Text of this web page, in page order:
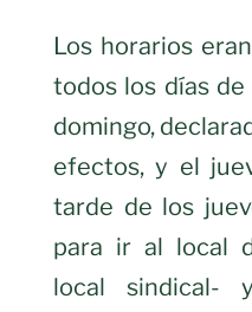
Los horarios
todos los días de
domingo,
efectos, y el
tarde de los
para ir al local
local